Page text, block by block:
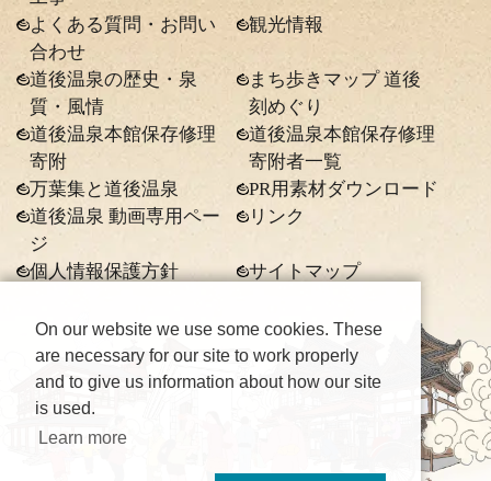
よくある質問・お問い
合わせ
観光情報
道後温泉の歴史・泉
質・風情
まち歩きマップ 道後
刻めぐり
道後温泉本館保存修理
寄附
道後温泉本館保存修理
寄附者一覧
万葉集と道後温泉
PR用素材ダウンロード
道後温泉 動画専用ペー
ジ
リンク
個人情報保護方針 サイトマップ
On our website we use some cookies. These
are necessary for our site to work properly
and to give us information about how our site
is used.
Learn more